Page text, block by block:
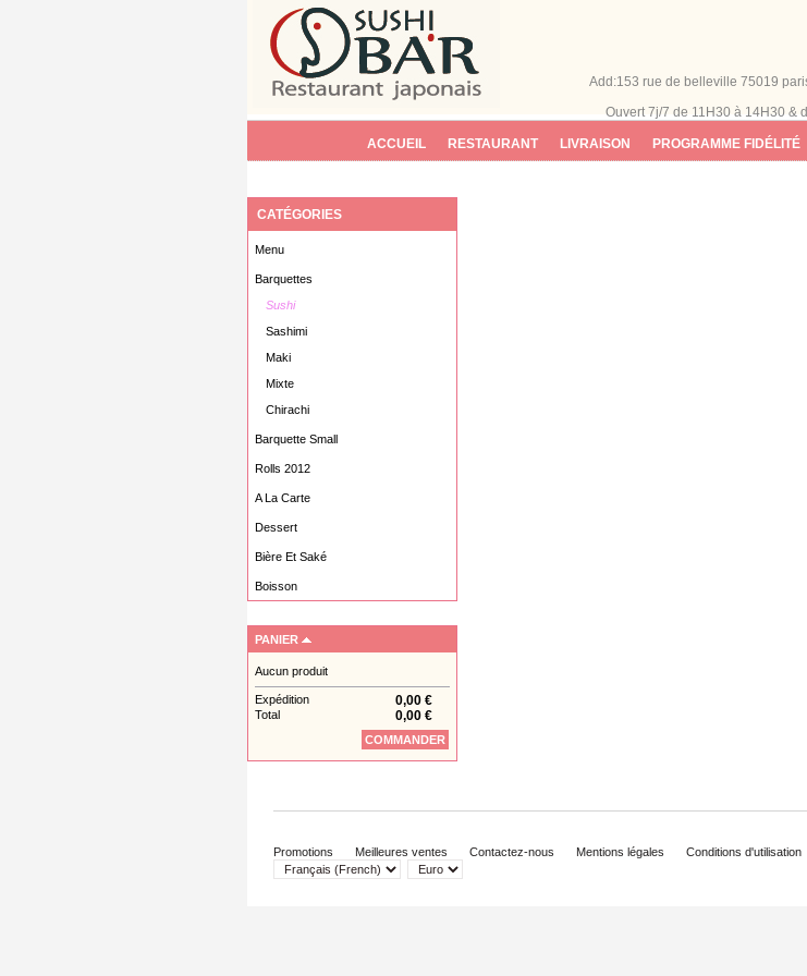
Add:153 rue de belleville 75019
Ouvert 7j/7 de 11H30 à 14H30 &
ACCUEIL RESTAURANT LIVRAISON PROGRAMME FIDÉLITÉ
CATÉGORIES
Menu
Barquettes
Sushi
Sashimi
Maki
Mixte
Chirachi
Barquette Small
Rolls 2012
A La Carte
Dessert
Bière Et Saké
Boisson
PANIER
Aucun produit
Expédition 0,00 €
Total 0,00 €
COMMANDER
Promotions Meilleures ventes Contactez-nous Mentions légales Conditions d'utilisation